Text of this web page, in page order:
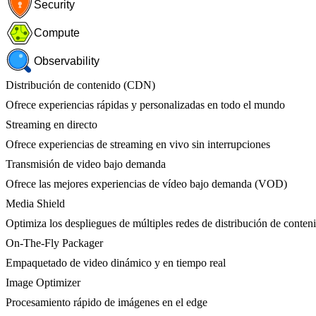
Security
Compute
Observability
Distribución de contenido (CDN)
Ofrece experiencias rápidas y personalizadas en todo el mundo
Streaming en directo
Ofrece experiencias de streaming en vivo sin interrupciones
Transmisión de video bajo demanda
Ofrece las mejores experiencias de vídeo bajo demanda (VOD)
Media Shield
Optimiza los despliegues de múltiples redes de distribución de
On-The-Fly Packager
Empaquetado de video dinámico y en tiempo real
Image Optimizer
Procesamiento rápido de imágenes en el edge